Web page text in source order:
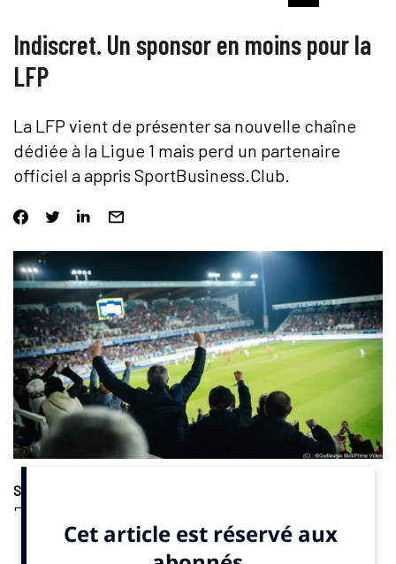
Indiscret. Un sponsor en moins pour la
LFP
La LFP vient de présenter sa nouvelle chaîne
dédiée à la Ligue 1 mais perd un partenaire
officiel a appris SportBusiness.Club.
Sponsoring
Football (LFP), arrivé en 2022, n’a pas prolongé son accord
avec l’instance sportive à l’échéance de son contrat c’est-à-
dire la fin de la saison 2024/2025 a appris